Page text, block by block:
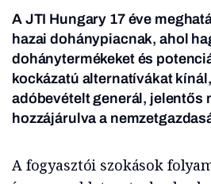
A JTI Hungary 17 éve
hazai dohánypiacnak, ahol
dohánytermékeket és
kockázatú alternatívákat
adóbevételt generál, jelentős
hozzájárulva a
A fogyasztói szokások